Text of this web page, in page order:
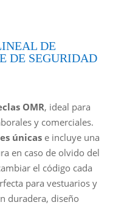
DE
DE SEGURIDAD
OMR, ideal para
y comerciales.
únicase incluye una
en caso de olvido del
el código cada
para vestuarios y
duradera, diseño